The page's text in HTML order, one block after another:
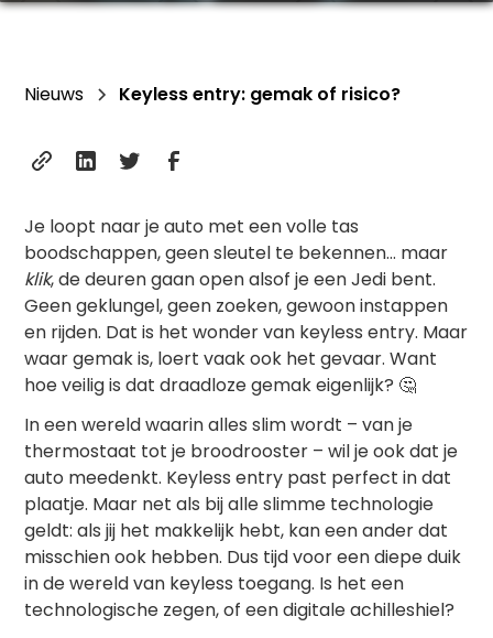
Nieuws Keyless entry: gemak of risico?
Je loopt naar je auto met een volle tas
boodschappen, geen sleutel te bekennen… maar
klik, de deuren gaan open alsof je een Jedi bent.
Geen geklungel, geen zoeken, gewoon instappen
en rijden. Dat is het wonder van keyless entry. Maar
waar gemak is, loert vaak ook het gevaar. Want
hoe veilig is dat draadloze gemak eigenlijk? 🤔
In een wereld waarin alles slim wordt – van je
thermostaat tot je broodrooster – wil je ook dat je
auto meedenkt. Keyless entry past perfect in dat
plaatje. Maar net als bij alle slimme technologie
geldt: als jij het makkelijk hebt, kan een ander dat
misschien ook hebben. Dus tijd voor een diepe duik
in de wereld van keyless toegang. Is het een
technologische zegen, of een digitale achilleshiel?